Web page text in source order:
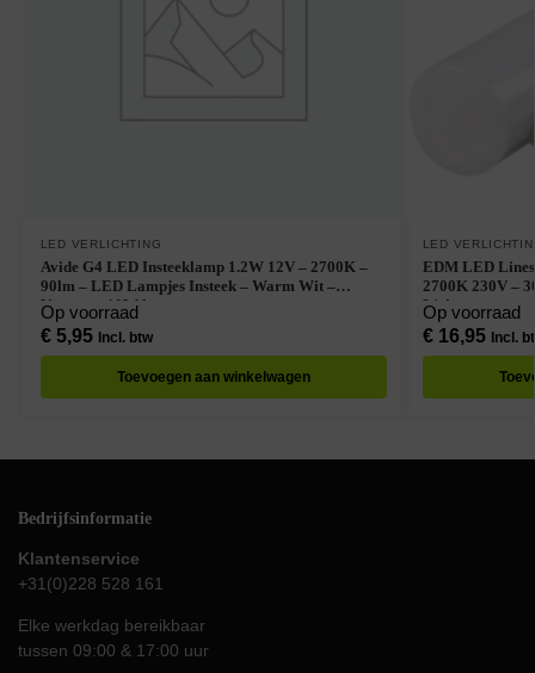
LED VERLICHTING
Avide G4 LED Insteeklamp 1.2W 12V – 2700K –
90lm – LED Lampjes Insteek – Warm Wit –
Vervangt 10W lamp
Op voorraad
€5,95 Incl. btw
Toevoegen aan winkelwagen
LED
EDM LED Linestra
2700K 230V –
Licht
Op voorraad
€16,95 Incl.
Bedrijfsinformatie
Klantenservice
+31(0)228 528 161
Elke werkdag bereikbaar
tussen 09:00 & 17:00 uur